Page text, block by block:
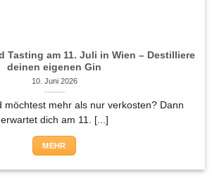
Tasting am 11. Juli in Wien – Destilliere
deinen eigenen Gin
10. Juni 2026
möchtest mehr als nur verkosten? Dann
erwartet dich am 11. [...]
MEHR